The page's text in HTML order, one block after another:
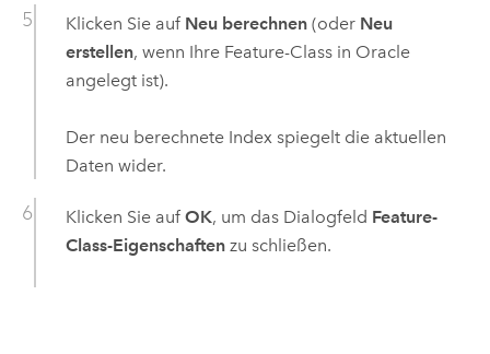
Klicken Sie auf Neu berechnen(oder Neu
erstellen, wenn Ihre Feature-Class in Oracle
angelegt ist).
Der neu berechnete Index spiegelt die aktuellen
Daten wider.
Klicken Sie auf OK, um das Dialogfeld Feature-
Class-Eigenschaftenzu schließen.